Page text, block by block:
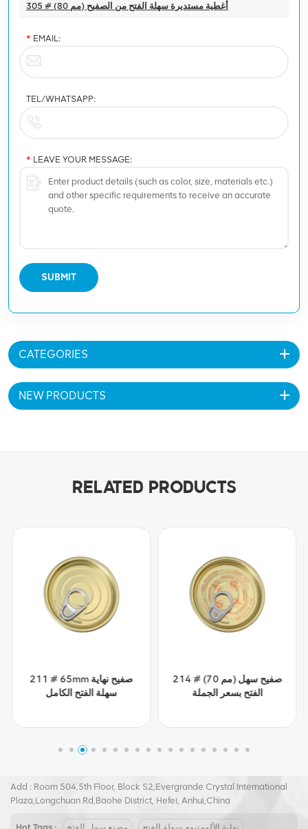
305 # (80 مم) أغطية مستديرة سهلة الفتح من الصفيح
* EMAIL:
TEL/WHATSAPP:
* LEAVE YOUR MESSAGE:
SUBMIT
CATEGORIES
NEW PRODUCTS
RELATED PRODUCTS
211 # 65mm صفيح نهاية
سهلة الفتح الكامل
214 # (70 مم) صفيح سهل
الفتح بسعر الجملة
+8617855139217
Add : Room 504,5th Floor, Block S2,Evergrande Crystal International
Plaza,Longchuan Rd,Baohe District, Hefei, Anhui,China